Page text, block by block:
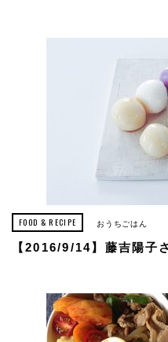
FOOD & RECIPE おうちごはん
【2016/9/14】藤吉陽子